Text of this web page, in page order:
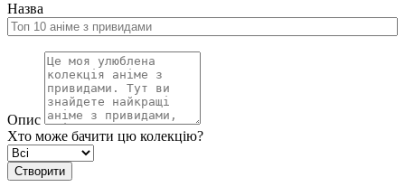
Назва
Опис
Хто може бачити цю колекцію?
Створити